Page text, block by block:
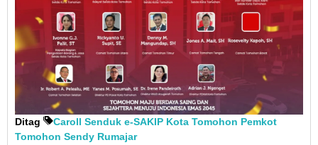
Ditag Caroll Senduk e-SAKIP Kota Tomohon Pemkot
Tomohon Sendy Rumajar